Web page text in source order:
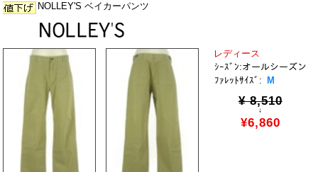
NOLLEY'S ベイカーパンツ
レディース
ｼｰｽﾞﾝ:オールシーズン
ﾌｧﾚｯﾄｻｲｽﾞ: M
¥ 8,510
↓
¥6,860